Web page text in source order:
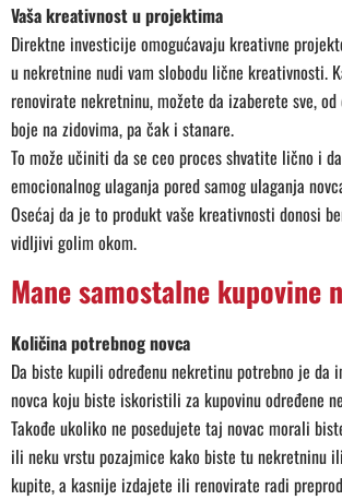
Vaša kreativnost u projektima
Direktne investicije omogućavaju kreativne
u nekretnine nudi vam slobodu lične kreativnosti.
renovirate nekretninu, možete da izaberete sve,
boje na zidovima, pa čak i stanare.
To može učiniti da se ceo proces shvatite lično i
emocionalnog ulaganja pored samog ulaganja
Osećaj da je to produkt vaše kreativnosti donosi
vidljivi golim okom.
Mane samostalne kupovine
Količina potrebnog novca
Da biste kupili određenu nekretinu potrebno je da
novca koju biste iskoristili za kupovinu određene
Takođe ukoliko ne posedujete taj novac morali
ili neku vrstu pozajmice kako biste tu nekretninu
kupite, a kasnije izdajete ili renovirate radi